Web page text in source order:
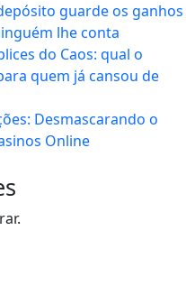
guarde os ganhos
lhe conta
do Caos: qual o
quem já cansou de
Desmascarando o
Online